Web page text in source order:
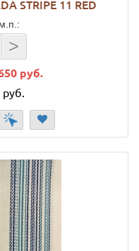
STRIPE 11 RED
>
руб.
руб.